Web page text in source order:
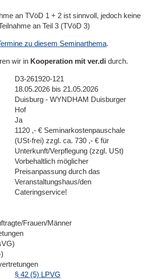
an TVöD 1 + 2 ist sinnvoll, jedoch keine
an Teil 3 (TVöD 3)
zu diesem Seminarthema.
wir in Kooperation mit ver.di durch.
D3-261920-121
18.05.2026 bis 21.05.2026
Duisburg - WYNDHAM Duisburger
Hof
Ja
1120 ,- € Seminarkostenpauschale
(USt-frei) zzgl. ca. 730 ,- € für
Unterkunft/Verpflegung (zzgl. USt)
Vorbehaltlich möglicher
Preisanpassung durch das
Veranstaltungshaus/den
Cateringservice!
Frauen/Männer
§ 42 (5) LPVG